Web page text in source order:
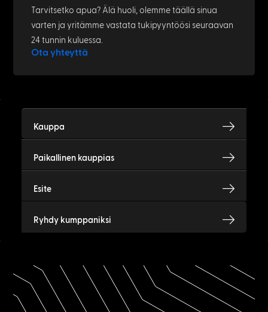
Tarvitsetko apua? Älä huoli, olemme täällä sinua
varten ja yritämme vastata tukipyyntöösi seuraavan
24 tunnin kuluessa.
Ota yhteyttä
Kauppa
Paikallinen kauppias
Esite
Ryhdy kumppaniksi